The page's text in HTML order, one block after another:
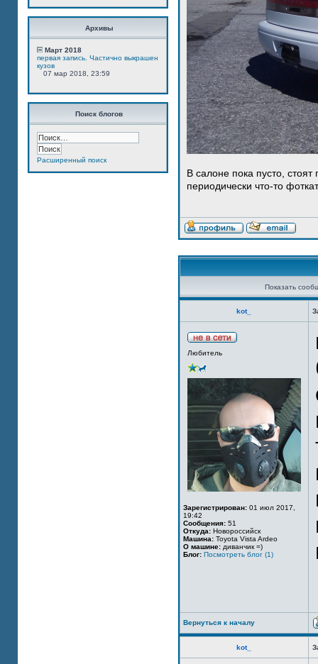
Архивы
Март 2018
первая запись. Частично выкрашен
кузов
07 мар 2018, 23:59
Поиск блогов
Расширенный поиск
В салоне пока пусто,
периодически что-то
Показать
kot_
Любитель
Зарегистрирован: 01 июл 2017,
19:42
Сообщения: 51
Откуда: Новороссийск
Машина: Toyota Vista Ardeo
О машине: диванчик =)
Блог: Посмотреть блог (1)
Вернуться к началу
kot_